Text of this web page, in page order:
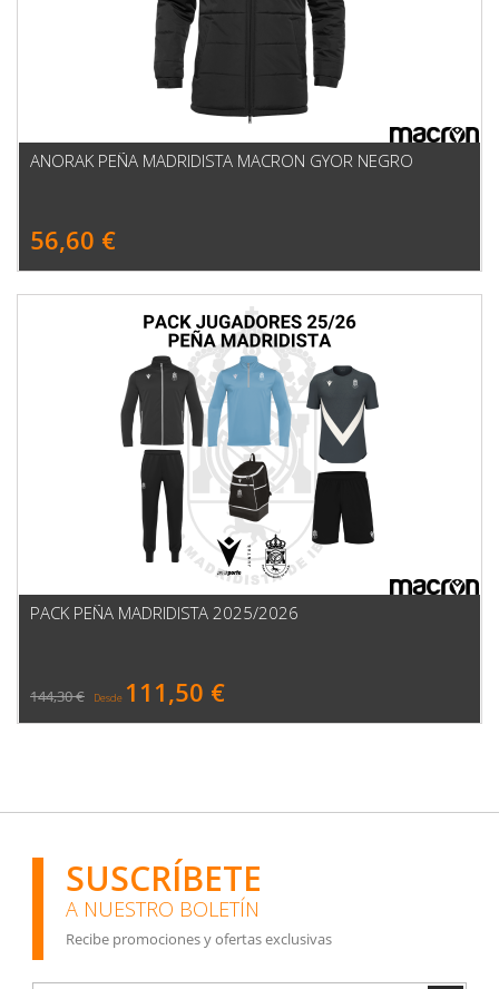
ANORAK PEÑA MADRIDISTA MACRON GYOR NEGRO
56,60 €
PACK PEÑA MADRIDISTA 2025/2026
144,30 € Desde 111,50 €
SUSCRÍBETE
A NUESTRO BOLETÍN
Recibe promociones y ofertas exclusivas